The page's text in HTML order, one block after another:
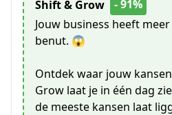
Shift & Grow
- 91%
Jouw business heeft
benut. 😱
Ontdek waar jouw
Grow laat je in één dag
de meeste kansen laat